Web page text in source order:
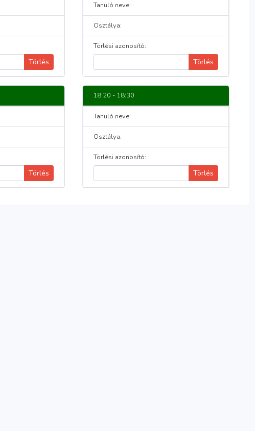
Törlés
Tanuló neve:
Osztálya:
Törlési azonosító:
Törlés
Törlés
18:20 - 18:30
Tanuló neve:
Osztálya:
Törlési azonosító:
Törlés